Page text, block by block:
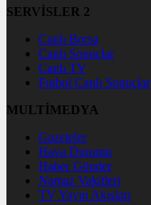
SERVİSLER 2
Canlı Borsa
Canlı Sonuçlar
Canlı TV
Futbol Canlı Sonuçlar
MULTİMEDYA
Gazeteler
Hava Durumu
Haber Gönder
Namaz Vakitleri
TV Yayın Akışları